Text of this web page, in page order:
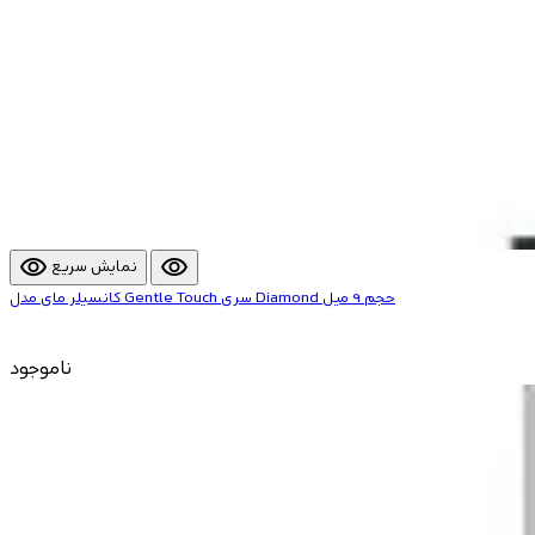
visibility نمایش سریع visibility
کانسیلر مای مدل Gentle Touch سری Diamond حجم 9 میل
ناموجود